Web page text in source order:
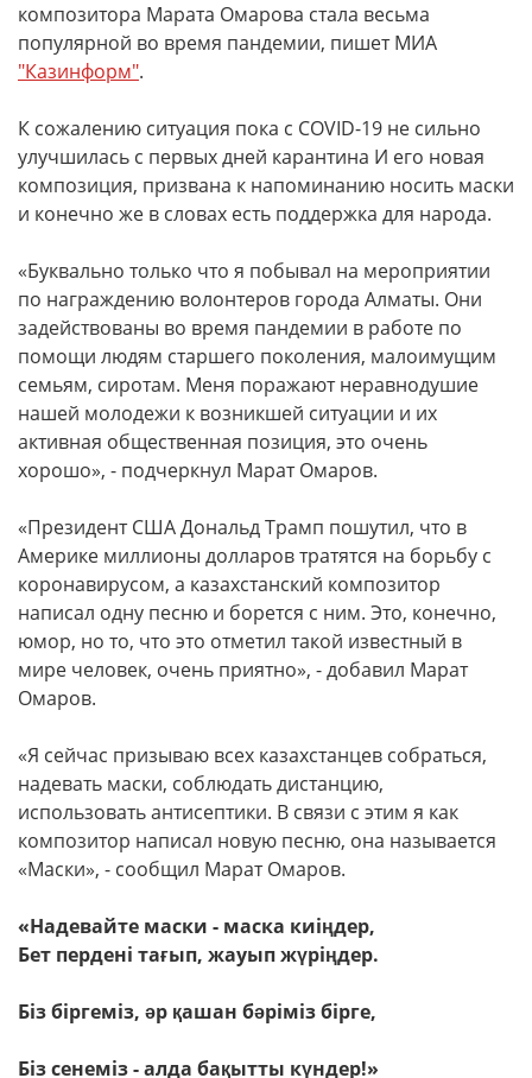
композитора Марата Омарова стала весьма
популярной во время пандемии, пишет МИА
"Казинформ".
К сожалению ситуация пока с COVID-19 не сильно
улучшилась с первых дней карантина И его новая
композиция, призвана к напоминанию носить маски
и конечно же в словах есть поддержка для народа.
«Буквально только что я побывал на мероприятии
по награждению волонтеров города Алматы. Они
задействованы во время пандемии в работе по
помощи людям старшего поколения, малоимущим
семьям, сиротам. Меня поражают неравнодушие
нашей молодежи к возникшей ситуации и их
активная общественная позиция, это очень
хорошо», - подчеркнул Марат Омаров.
«Президент США Дональд Трамп пошутил, что в
Америке миллионы долларов тратятся на борьбу с
коронавирусом, а казахстанский композитор
написал одну песню и борется с ним. Это, конечно,
юмор, но то, что это отметил такой известный в
мире человек, очень приятно», - добавил Марат
Омаров.
«Я сейчас призываю всех казахстанцев собраться,
надевать маски, соблюдать дистанцию,
использовать антисептики. В связи с этим я как
композитор написал новую песню, она называется
«Маски», - сообщил Марат Омаров.
«Надевайте маски - маска киіңдер,
Бет перденi тағып, жауып жүріңдер.
Біз біргеміз, әр қашан бәріміз бірге,
Біз сенеміз - алда бақытты күндер!»